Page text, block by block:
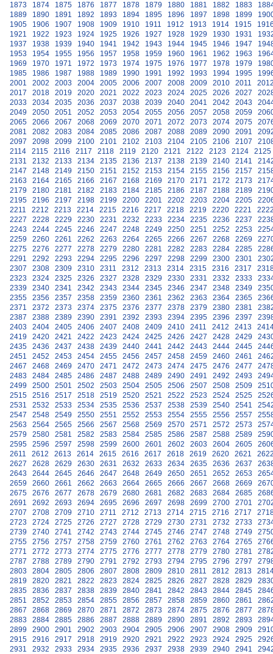
1873
1874 1875 1876 1877 1878 1879 1880 1881 1882 1883
1889
1890 1891 1892 1893 1894 1895 1896 1897 1898 1899
1905
1906 1907 1908 1909 1910 1911 1912 1913 1914 1915
1921
1922 1923 1924 1925 1926 1927 1928 1929 1930 1931
1937
1938 1939 1940 1941 1942 1943 1944 1945 1946 1947
1953
1954 1955 1956 1957 1958 1959 1960 1961 1962 1963
1969
1970 1971 1972 1973 1974 1975 1976 1977 1978 1979
1985
1986 1987 1988 1989 1990 1991 1992 1993 1994 1995
2001
2002 2003 2004 2005 2006 2007 2008 2009 2010 2011
2017
2018 2019 2020 2021 2022 2023 2024 2025 2026 2027
2033
2034 2035 2036 2037 2038 2039 2040 2041 2042 2043
2049
2050 2051 2052 2053 2054 2055 2056 2057 2058 2059
2065
2066 2067 2068 2069 2070 2071 2072 2073 2074 2075
2081
2082 2083 2084 2085 2086 2087 2088 2089 2090 2091
2097
2098 2099 2100 2101 2102 2103 2104 2105 2106 2107
2114
2115 2116 2117 2118 2119 2120 2121 2122 2123 2124
2125
2131
2132 2133 2134 2135 2136 2137 2138 2139 2140 2141
2147
2148 2149 2150 2151 2152 2153 2154 2155 2156 2157
2163
2164 2165 2166 2167 2168 2169 2170 2171 2172 2173
2179
2180 2181 2182 2183 2184 2185 2186 2187 2188 2189
2195
2196 2197 2198 2199 2200 2201 2202 2203 2204 2205
2211
2212 2213 2214 2215 2216 2217 2218 2219 2220 2221
2227
2228 2229 2230 2231 2232 2233 2234 2235 2236 2237
2243
2244 2245 2246 2247 2248 2249 2250 2251 2252 2253
2259
2260 2261 2262 2263 2264 2265 2266 2267 2268 2269
2275
2276 2277 2278 2279 2280 2281 2282 2283 2284 2285
2291
2292 2293 2294 2295 2296 2297 2298 2299 2300 2301
2307
2308 2309 2310 2311 2312 2313 2314 2315 2316 2317
2323
2324 2325 2326 2327 2328 2329 2330 2331 2332 2333
2339
2340 2341 2342 2343 2344 2345 2346 2347 2348 2349
2355
2356 2357 2358 2359 2360 2361 2362 2363 2364 2365
2371
2372 2373 2374 2375 2376 2377 2378 2379 2380 2381
2387
2388 2389 2390 2391 2392 2393 2394 2395 2396 2397
2403
2404 2405 2406 2407 2408 2409 2410 2411 2412 2413
2419
2420 2421 2422 2423 2424 2425 2426 2427 2428 2429
2435
2436 2437 2438 2439 2440 2441 2442 2443 2444 2445
2451
2452 2453 2454 2455 2456 2457 2458 2459 2460 2461
2467
2468 2469 2470 2471 2472 2473 2474 2475 2476 2477
2483
2484 2485 2486 2487 2488 2489 2490 2491 2492 2493
2499
2500 2501 2502 2503 2504 2505 2506 2507 2508 2509
2515
2516 2517 2518 2519 2520 2521 2522 2523 2524 2525
2531
2532 2533 2534 2535 2536 2537 2538 2539 2540 2541
2547
2548 2549 2550 2551 2552 2553 2554 2555 2556 2557
2563
2564 2565 2566 2567 2568 2569 2570 2571 2572 2573
2579
2580 2581 2582 2583 2584 2585 2586 2587 2588 2589
2595
2596 2597 2598 2599 2600 2601 2602 2603 2604 2605
2611
2612 2613 2614 2615 2616 2617 2618 2619 2620 2621
2627
2628 2629 2630 2631 2632 2633 2634 2635 2636 2637
2643
2644 2645 2646 2647 2648 2649 2650 2651 2652 2653
2659
2660 2661 2662 2663 2664 2665 2666 2667 2668 2669
2675
2676 2677 2678 2679 2680 2681 2682 2683 2684 2685
2691
2692 2693 2694 2695 2696 2697 2698 2699 2700 2701
2707
2708 2709 2710 2711 2712 2713 2714 2715 2716 2717
2723
2724 2725 2726 2727 2728 2729 2730 2731 2732 2733
2739
2740 2741 2742 2743 2744 2745 2746 2747 2748 2749
2755
2756 2757 2758 2759 2760 2761 2762 2763 2764 2765
2771
2772 2773 2774 2775 2776 2777 2778 2779 2780 2781
2787
2788 2789 2790 2791 2792 2793 2794 2795 2796 2797
2803
2804 2805 2806 2807 2808 2809 2810 2811 2812 2813
2819
2820 2821 2822 2823 2824 2825 2826 2827 2828 2829
2835
2836 2837 2838 2839 2840 2841 2842 2843 2844 2845
2851
2852 2853 2854 2855 2856 2857 2858 2859 2860 2861
2867
2868 2869 2870 2871 2872 2873 2874 2875 2876 2877
2883
2884 2885 2886 2887 2888 2889 2890 2891 2892 2893
2899
2900 2901 2902 2903 2904 2905 2906 2907 2908 2909
2915
2916 2917 2918 2919 2920 2921 2922 2923 2924 2925
2931
2932 2933 2934 2935 2936 2937 2938 2939 2940 2941